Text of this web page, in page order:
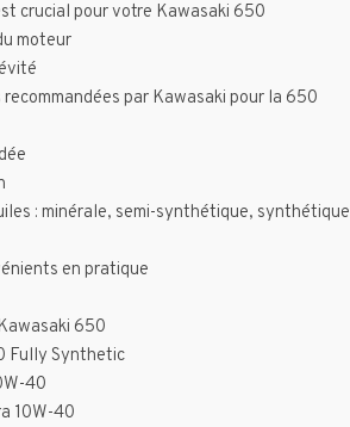
crucial pour votre Kawasaki 650
moteur
par Kawasaki pour la 650
: minérale, semi-synthétique, synthétique
en pratique
650
Fully Synthetic
40
10W-40